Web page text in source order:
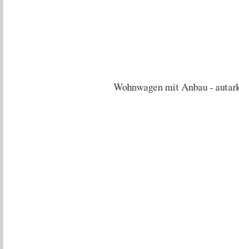
Wohnwagen mit Anbau -